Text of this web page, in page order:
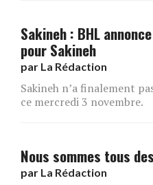
Sakineh : BHL
pour Sakineh
par La Rédaction
Sakineh n’a finalement
ce mercredi 3 novembre.
Nous sommes tous
par La Rédaction